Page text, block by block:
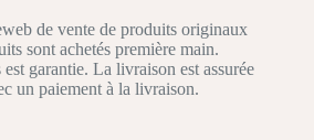
de vente de produits originaux
sont achetés première main.
garantie. La livraison est assurée
un paiement à la livraison.